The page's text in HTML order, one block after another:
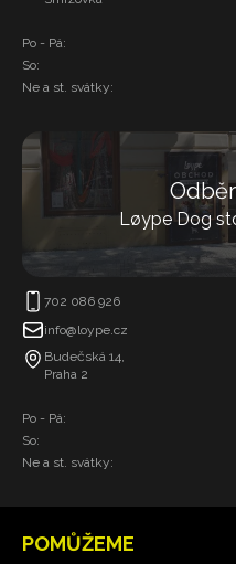
Po - Pá:
So:
Ne a st. svátky:
Løype Dog
702 086 926
info@loype.cz
Budečská 14,
Praha 2
Po - Pá:
So:
Ne a st. svátky:
POMŮŽEME